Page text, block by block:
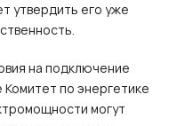
утвердить его уже
на подключение
Комитет по энергетике
могут